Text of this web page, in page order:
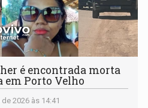
é encontrada morta
em Porto Velho
2026 às 14:41